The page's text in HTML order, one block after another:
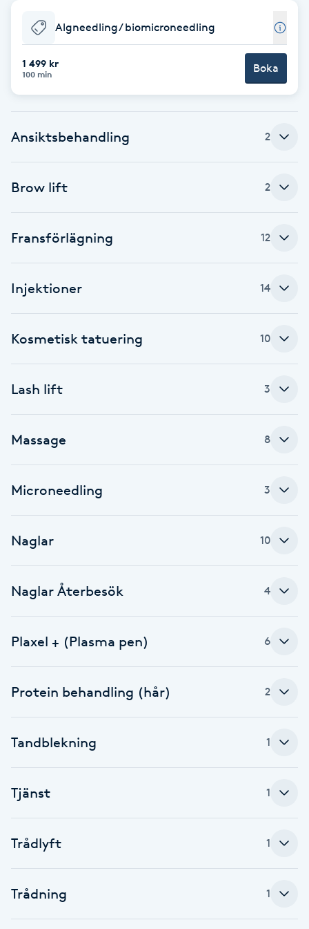
Babylights
Balayage
Barber
Barnklippning
Bottenfärg
Brynformning
Brynplockning
Bröllopsuppsättning
Coachning
Color correction
D
Dermapen
Diamantslipning
Extensions
Extensions borttagning
Algneedling/ biomicroneedling
1 499 kr
100 min Boka
Ansiktsbehandling 2
Brow lift 2
Fransförlägning 12
Injektioner 14
Kosmetisk tatuering 10
Lash lift 3
Massage 8
Microneedling 3
Naglar 10
Naglar Återbesök 4
Plaxel + (Plasma pen) 6
Protein behandling (hår) 2
Tandblekning 1
Tjänst 1
Trådlyft 1
Trådning 1